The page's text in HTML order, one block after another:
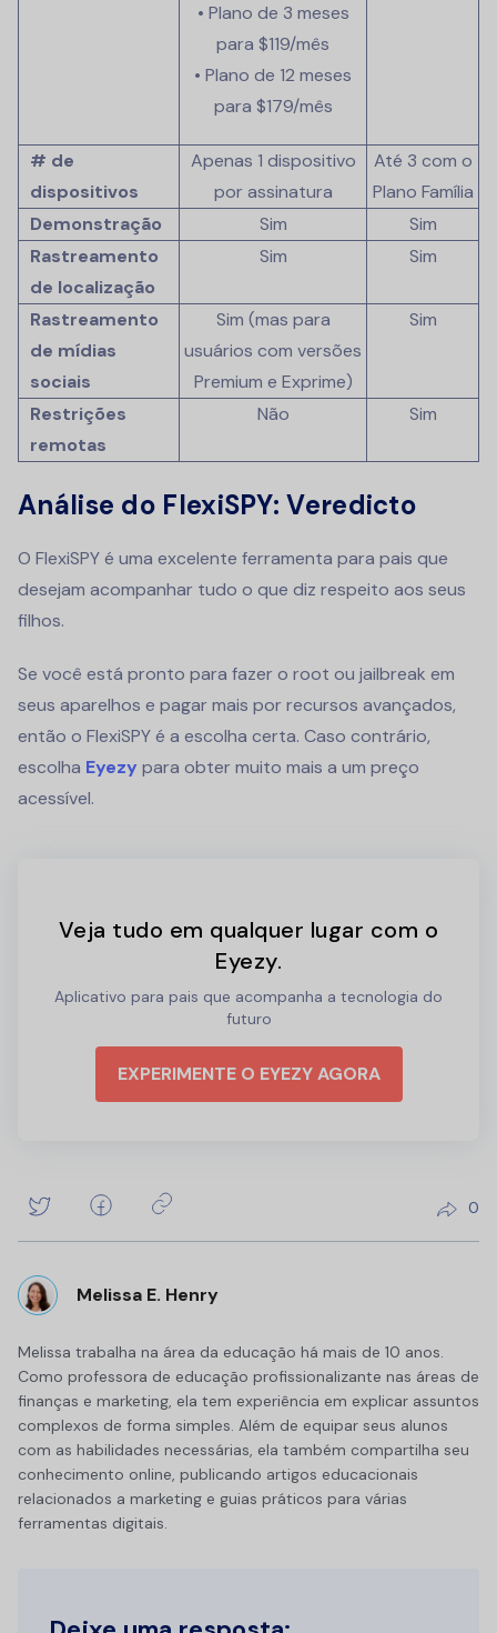
• Plano de 3 meses
para $119/mês
• Plano de 12 meses
para $179/mês
# de
dispositivos
Apenas 1 dispositivo
por assinatura
Até 3 com o
Plano Família
Demonstração
Sim
Sim
Rastreamento
de localização
Sim Sim
Rastreamento
de mídias
sociais
Sim (mas para
usuários com versões
Premium e Exprime)
Sim
Restrições
remotas
Não Sim
Análise do FlexiSPY: Veredicto
O FlexiSPY é uma excelente ferramenta para pais que
desejam acompanhar tudo o que diz respeito aos seus
filhos.
Se você está pronto para fazer o root ou jailbreak em
seus aparelhos e pagar mais por recursos avançados,
então o FlexiSPY é a escolha certa. Caso contrário,
escolha Eyezy para obter muito mais a um preço
acessível.
Veja tudo em qualquer lugar com o
Eyezy.
Aplicativo para pais que acompanha a tecnologia do
futuro
EXPERIMENTE O EYEZY AGORA
0
Melissa E. Henry
Melissa trabalha na área da educação há mais de 10 anos.
Como professora de educação profissionalizante nas áreas de
finanças e marketing, ela tem experiência em explicar assuntos
complexos de forma simples. Além de equipar seus alunos
com as habilidades necessárias, ela também compartilha seu
conhecimento online, publicando artigos educacionais
relacionados a marketing e guias práticos para várias
ferramentas digitais.